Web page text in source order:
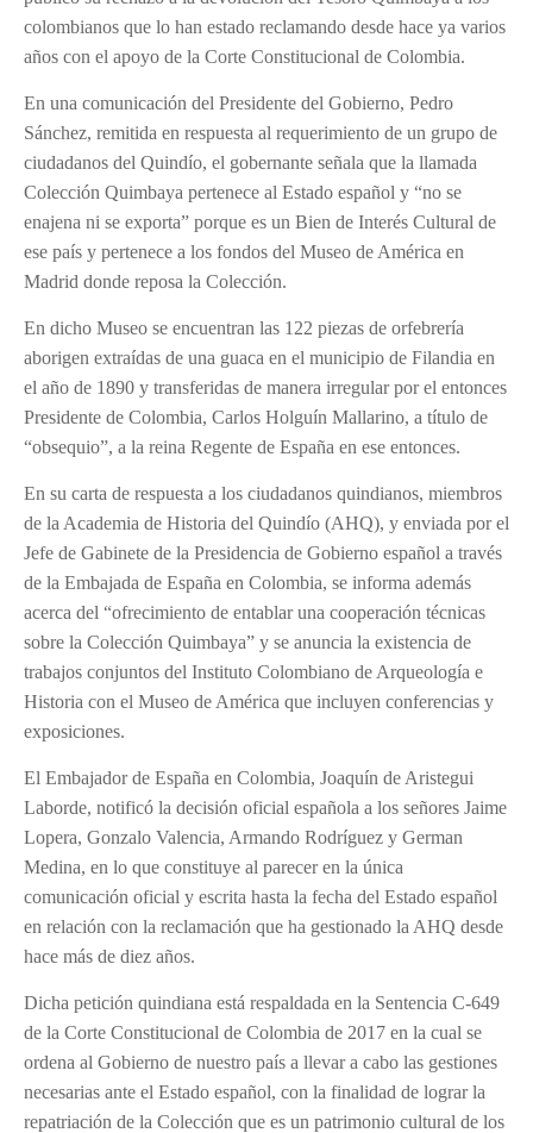
colombianos que lo han estado reclamando desde hace ya varios
años con el apoyo de la Corte Constitucional de Colombia.
En una comunicación del Presidente del Gobierno, Pedro
Sánchez, remitida en respuesta al requerimiento de un grupo de
ciudadanos del Quindío, el gobernante señala que la llamada
Colección Quimbaya pertenece al Estado español y “no se
enajena ni se exporta” porque es un Bien de Interés Cultural de
ese país y pertenece a los fondos del Museo de América en
Madrid donde reposa la Colección.
En dicho Museo se encuentran las 122 piezas de orfebrería
aborigen extraídas de una guaca en el municipio de Filandia en
el año de 1890 y transferidas de manera irregular por el entonces
Presidente de Colombia, Carlos Holguín Mallarino, a título de
“obsequio”, a la reina Regente de España en ese entonces.
En su carta de respuesta a los ciudadanos quindianos, miembros
de la Academia de Historia del Quindío (AHQ), y enviada por el
Jefe de Gabinete de la Presidencia de Gobierno español a través
de la Embajada de España en Colombia, se informa además
acerca del “ofrecimiento de entablar una cooperación técnicas
sobre la Colección Quimbaya” y se anuncia la existencia de
trabajos conjuntos del Instituto Colombiano de Arqueología e
Historia con el Museo de América que incluyen conferencias y
exposiciones.
El Embajador de España en Colombia, Joaquín de Aristegui
Laborde, notificó la decisión oficial española a los señores Jaime
Lopera, Gonzalo Valencia, Armando Rodríguez y German
Medina, en lo que constituye al parecer en la única
comunicación oficial y escrita hasta la fecha del Estado español
en relación con la reclamación que ha gestionado la AHQ desde
hace más de diez años.
Dicha petición quindiana está respaldada en la Sentencia C-649
de la Corte Constitucional de Colombia de 2017 en la cual se
ordena al Gobierno de nuestro país a llevar a cabo las gestiones
necesarias ante el Estado español, con la finalidad de lograr la
repatriación de la Colección que es un patrimonio cultural de los